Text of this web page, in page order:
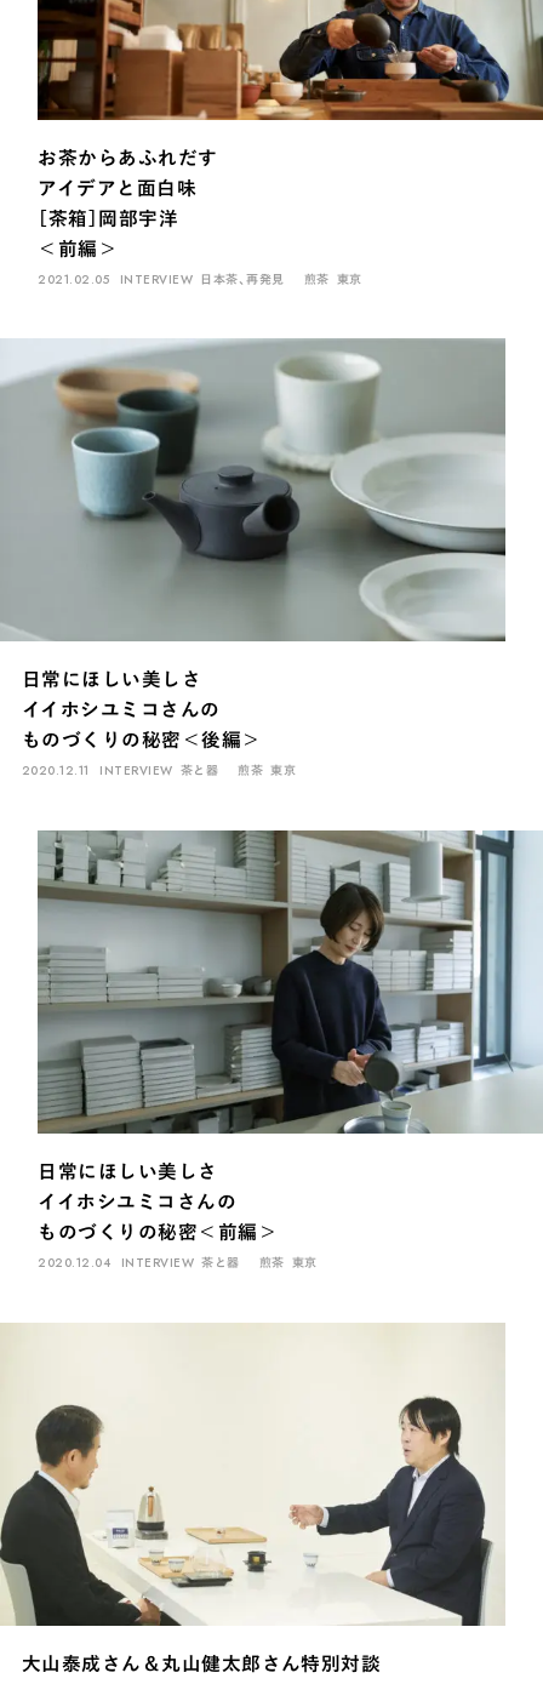
INTERVIEW
Ocha SURU? Lab.
PAUSE & INSPIRE
COLUMN
COLOURS BY CHAGOCORO
お茶からあふれだす
アイデアと面白味
［茶箱］岡部宇洋
＜前編＞
2021.02.05 INTERVIEW 日本茶、再発見 煎茶 東京
日常にほしい美しさ
イイホシユミコさんの
ものづくりの秘密＜後編＞
2020.12.11 INTERVIEW 茶と器 煎茶 東京
日常にほしい美しさ
イイホシユミコさんの
ものづくりの秘密＜前編＞
2020.12.04 INTERVIEW 茶と器 煎茶 東京
大山泰成さん＆丸山健太郎さん特別対談